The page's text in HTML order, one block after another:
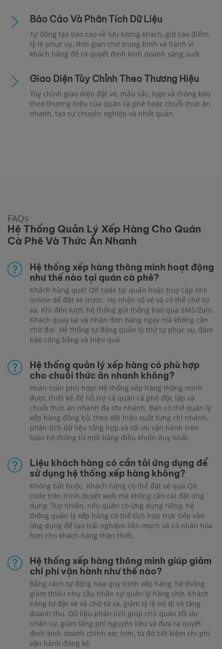
Báo Cáo Và Phân Tích Dữ Liệu
Tự động tạo báo cáo về lưu lượng khách, giờ cao điểm,
tỷ lệ phục vụ, thời gian chờ trung bình và hành vi
khách hàng để ra quyết định kinh doanh sáng suốt.
Giao Diện Tùy Chỉnh Theo Thương Hiệu
Tùy chỉnh giao diện đặt vé, màu sắc, logo và thông báo
theo thương hiệu của quán cà phê hoặc chuỗi thức ăn
nhanh, tạo sự chuyên nghiệp và nhất quán.
FAQs
Hệ Thống Quản Lý Xếp Hàng Cho Quán
Cà Phê Và Thức Ăn Nhanh
Hệ thống xếp hàng thông minh hoạt động
như thế nào tại quán cà phê?
Khách hàng quét QR code tại quán hoặc truy cập link
online để đặt vé trước. Họ nhận số vé và có thể chờ từ
xa. Khi đến lượt, hệ thống gửi thông báo qua SMS/Zalo.
Khách quay lại và nhận đơn hàng ngay mà không cần
chờ đợi. Hệ thống tự động quản lý thứ tự phục vụ, đảm
bảo công bằng và hiệu quả.
Hệ thống quản lý xếp hàng có phù hợp
cho chuỗi thức ăn nhanh không?
Hoàn toàn phù hợp! Hệ thống xếp hàng thông minh
được thiết kế để hỗ trợ cả quán cà phê độc lập và
chuỗi thức ăn nhanh đa chi nhánh. Bạn có thể quản lý
xếp hàng đồng bộ, theo dõi hiệu suất từng chi nhánh,
phân tích dữ liệu tổng hợp và tối ưu vận hành trên
toàn hệ thống từ một bảng điều khiển duy nhất.
Liệu khách hàng có cần tải ứng dụng để
sử dụng hệ thống xếp hàng không?
Không bắt buộc. Khách hàng có thể đặt vé qua QR
code trên trình duyệt web mà không cần cài đặt ứng
dụng. Tuy nhiên, nếu quán có ứng dụng riêng, hệ
thống quản lý xếp hàng có thể tích hợp trực tiếp vào
ứng dụng để tạo trải nghiệm liền mạch và cá nhân hóa
hơn cho khách hàng thân thiết.
Hệ thống xếp hàng thông minh giúp giảm
chi phí vận hành như thế nào?
Bằng cách tự động hóa quy trình xếp hàng, hệ thống
giảm thiểu nhu cầu nhân sự quản lý hàng chờ. Khách
hàng tự đặt vé và chờ từ xa, giảm tỷ lệ bỏ đi và tăng
doanh thu. Dữ liệu phân tích giúp chủ quán tối ưu
nhân sự, giảm lãng phí nguyên liệu và đưa ra quyết
định kinh doanh chính xác hơn, từ đó tiết kiệm chi phí
vận hành đáng kể.